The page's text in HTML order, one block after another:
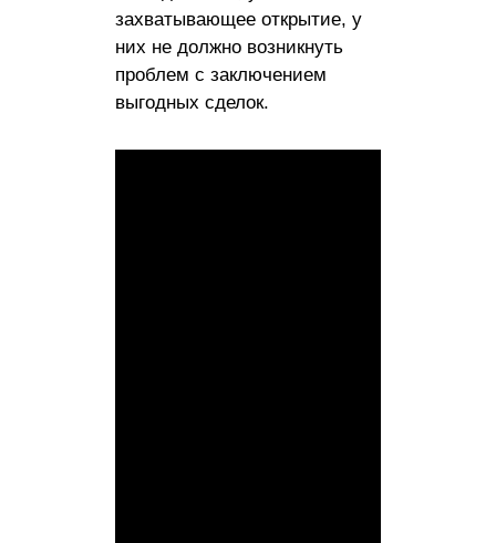
захватывающее открытие, у
них не должно возникнуть
проблем с заключением
выгодных сделок.